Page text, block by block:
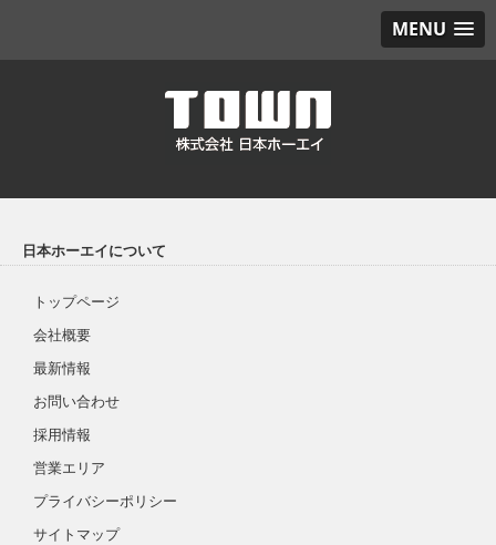
MENU
日本ホーエイについて
トップページ
会社概要
最新情報
お問い合わせ
採用情報
営業エリア
プライバシーポリシー
サイトマップ